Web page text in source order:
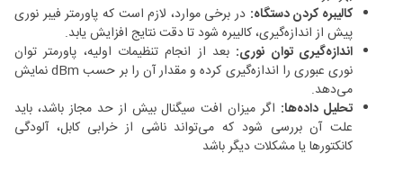
کالیبره ‌کردن دستگاه: در برخی موارد، لازم است که پاورمتر فیبر نوری
پیش از اندازه‌گیری، کالیبره شود تا دقت نتایج افزایش یابد.
اندازه‌گیری توان نوری: بعد از انجام تنظیمات اولیه، پاورمتر توان
نوری عبوری را اندازه‌گیری کرده و مقدار آن را بر حسب dBm نمایش
می‌دهد.
تحلیل داده‌ها: اگر میزان افت سیگنال بیش از حد مجاز باشد، باید
علت آن بررسی شود که می‌تواند ناشی از خرابی کابل، آلودگی
کانکتورها یا مشکلات دیگر باشد